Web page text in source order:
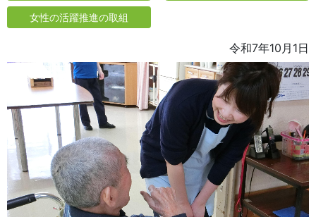
女性の活躍推進の取組
令和7年10月1日